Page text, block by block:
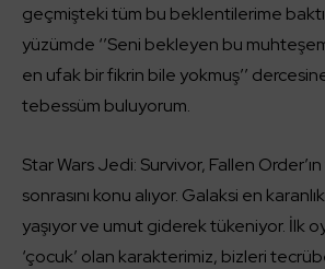
geçmişteki tüm bu beklentilerime
yüzümde ‘’Seni bekleyen bu
en ufak bir fikrin bile yokmuş’’
tebessüm buluyorum.
Star Wars Jedi: Survivor, Fallen
sonrasını konu alıyor. Galaksi en
yaşıyor ve umut giderek tükeniyor. İlk
‘çocuk’ olan karakterimiz, bizleri